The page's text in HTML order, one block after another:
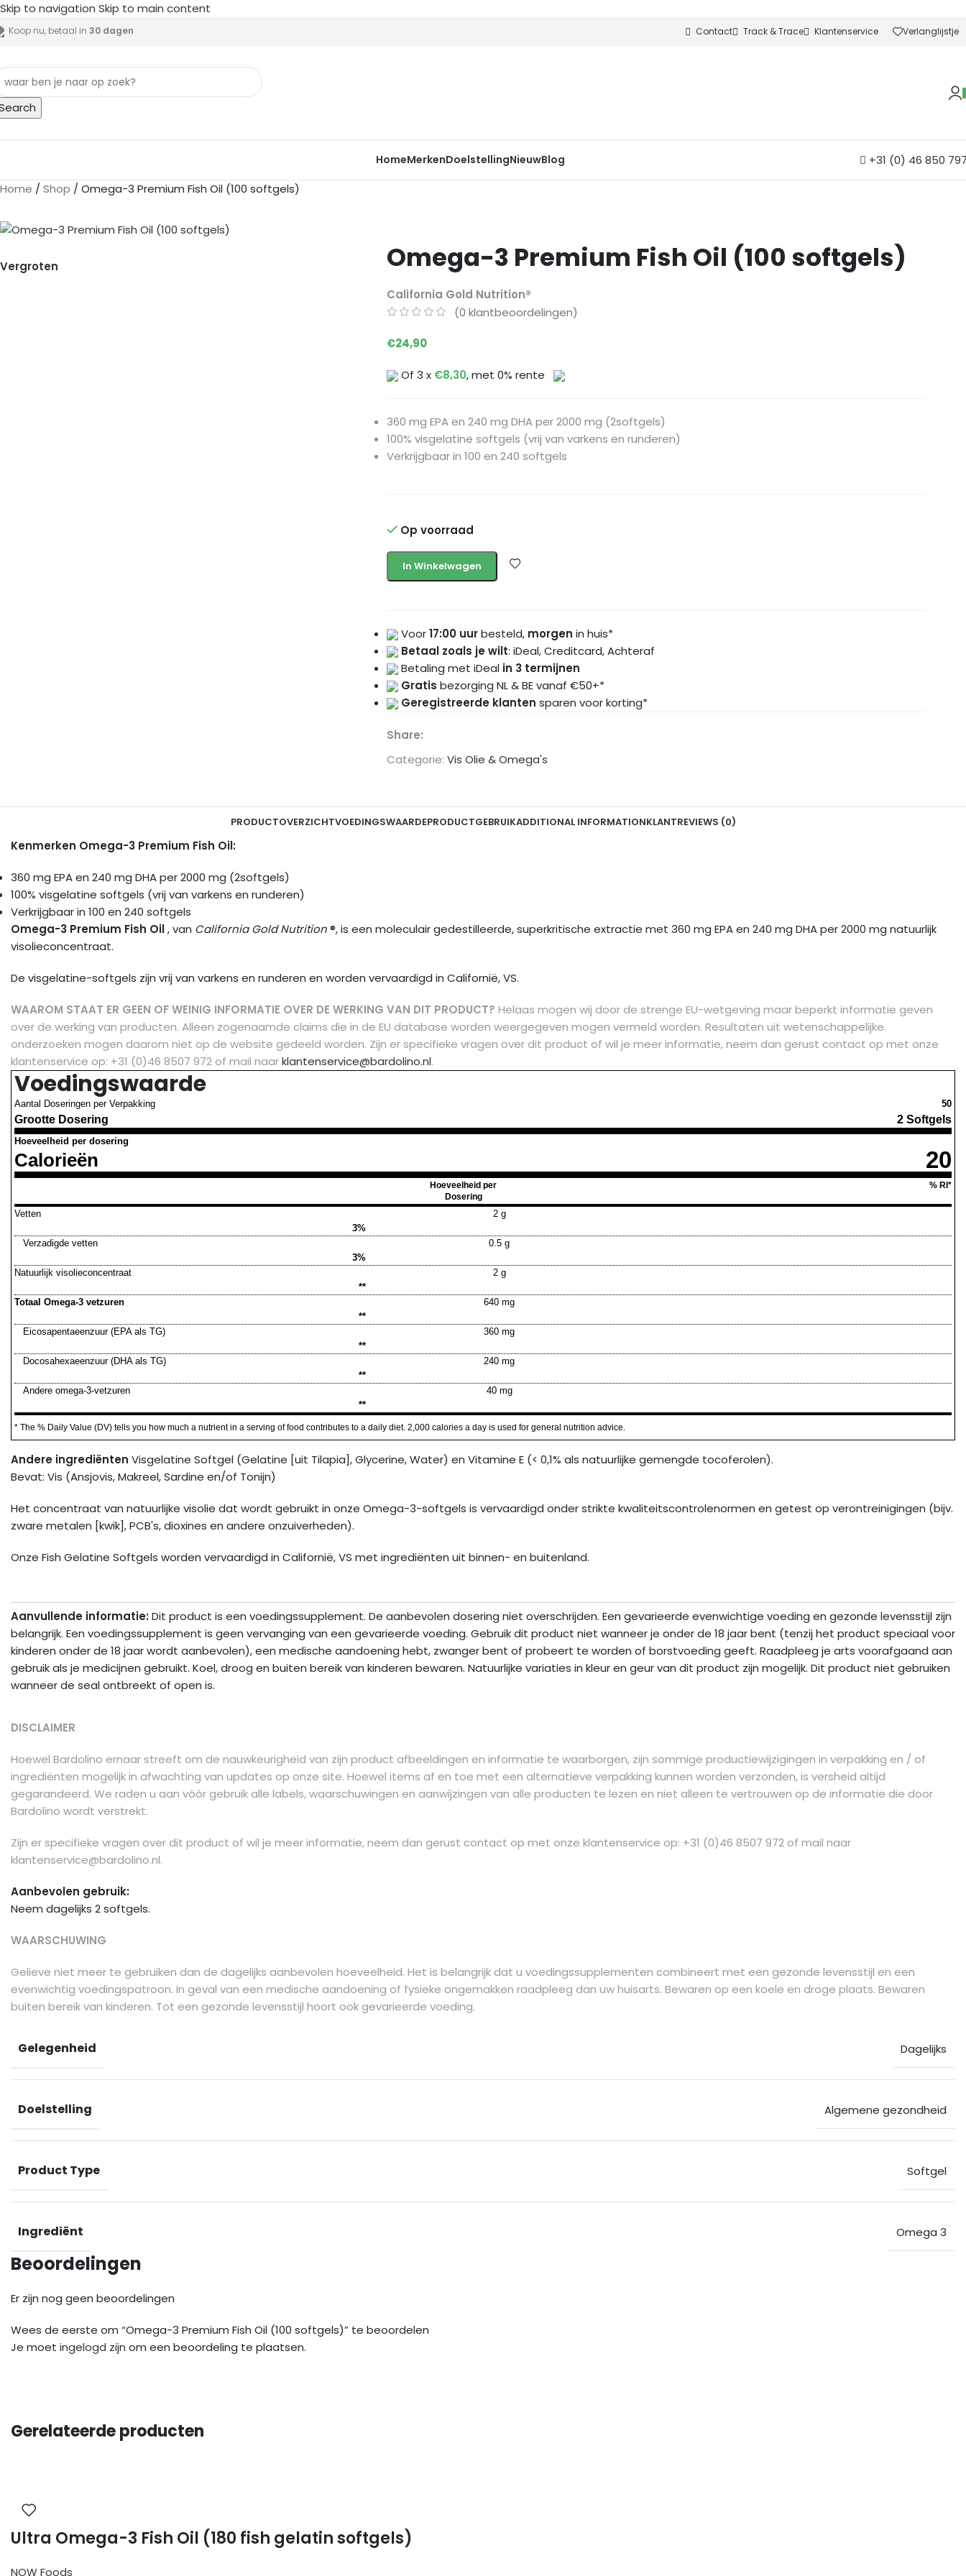
Skip to navigation Skip to main content
Koop nu, betaal in 30 dagen Contact Track & Trace Klantenservice Verlanglijstje
HomeMerkenDoelstellingNieuwBlog
+31 (0) 46 850
Home / Shop / Omega-3 Premium Fish Oil (100 softgels)
Vergroten Omega-3 Premium Fish Oil (100 softgels)
California Gold Nutrition®
(0 klantbeoordelingen)
€24,90
Of 3 x €8,30, met 0% rente
360 mg EPA en 240 mg DHA per 2000 mg (2softgels)
100% visgelatine softgels (vrij van varkens en runderen)
Verkrijgbaar in 100 en 240 softgels
Op voorraad
In Winkelwagen
Voor17:00 uurbesteld, morgen in huis*
Betaal zoals je wilt: iDeal, Creditcard, Achteraf
Betaling met iDeal in 3 termijnen
Gratis bezorging NL & BE vanaf €50+*
Geregistreerde klanten sparen voor korting*
Share:
Categorie: Vis Olie & Omega's
PRODUCTOVERZICHTVOEDINGSWAARDEPRODUCTGEBRUIKADDITIONAL INFORMATIONKLANTREVIEWS (0)
Kenmerken Omega-3 Premium Fish Oil:
360 mg EPA en 240 mg DHA per 2000 mg (2softgels)
100% visgelatine softgels (vrij van varkens en runderen)
Verkrijgbaar in 100 en 240 softgels
Omega-3 Premium Fish Oil, van California Gold Nutrition®, is een moleculair gedestilleerde, superkritische extractie met 360 mg EPA en 240 mg DHA per 2000 mg natuurlijk
visolieconcentraat.
De visgelatine-softgels zijn vrij van varkens en runderen en worden vervaardigd in Californië, VS.
WAAROM STAAT ER GEEN OF WEINIG INFORMATIE OVER DE WERKING VAN DIT PRODUCT? Helaas mogen wij door de strenge EU-wetgeving maar beperkt informatie geven
over de werking van producten. Alleen zogenaamde claims die in de EU database worden weergegeven mogen vermeld worden. Resultaten uit wetenschappelijke
onderzoeken mogen daarom niet op de website gedeeld worden. Zijn er specifieke vragen over dit product of wil je meer informatie, neem dan gerust contact op met onze
klantenservice op: +31 (0)46 8507 972 of mail naarklantenservice@bardolino.nl.
Voedingswaarde
Aantal Doseringen per Verpakking 50
Grootte Dosering 2 Softgels
Hoeveelheid per dosering
Calorieën 20
Hoeveelheid per
Dosering
% RI*
Vetten
2 g
3%
Verzadigde vetten
0.5 g
3%
Natuurlijk visolieconcentraat
2 g
**
Totaal Omega-3 vetzuren
640 mg
**
Eicosapentaeenzuur (EPA als TG)
360 mg
**
Docosahexaeenzuur (DHA als TG)
240 mg
**
Andere omega-3-vetzuren
40 mg
**
* The % Daily Value (DV) tells you how much a nutrient in a serving of food contributes to a daily diet. 2,000 calories a day is used for general nutrition advice.
Andere ingrediënten Visgelatine Softgel (Gelatine [uit Tilapia], Glycerine, Water) en Vitamine E (< 0,1% als natuurlijke gemengde tocoferolen).
Bevat: Vis (Ansjovis, Makreel, Sardine en/of Tonijn)
Het concentraat van natuurlijke visolie dat wordt gebruikt in onze Omega-3-softgels is vervaardigd onder strikte kwaliteitscontrolenormen en getest op verontreinigingen (bijv.
zware metalen [kwik], PCB's, dioxines en andere onzuiverheden).
Onze Fish Gelatine Softgels worden vervaardigd in Californië, VS met ingrediënten uit binnen- en buitenland.
Aanvullende informatie:Dit product is een voedingssupplement. De aanbevolen dosering niet overschrijden. Een gevarieerde evenwichtige voeding en gezonde levensstijl zijn
belangrijk. Een voedingssupplement is geen vervanging van een gevarieerde voeding. Gebruik dit product niet wanneer je onder de 18 jaar bent (tenzij het product speciaal voor
kinderen onder de 18 jaar wordt aanbevolen), een medische aandoening hebt, zwanger bent of probeert te worden of borstvoeding geeft. Raadpleeg je arts voorafgaand aan
gebruik als je medicijnen gebruikt. Koel, droog en buiten bereik van kinderen bewaren. Natuurlijke variaties in kleur en geur van dit product zijn mogelijk. Dit product niet gebruiken
wanneer de seal ontbreekt of open is.
DISCLAIMER
Hoewel Bardolino ernaar streeft om de nauwkeurigheid van zijn product afbeeldingen en informatie te waarborgen, zijn sommige productiewijzigingen in verpakking en / of
ingrediënten mogelijk in afwachting van updates op onze site. Hoewel items af en toe met een alternatieve verpakking kunnen worden verzonden, is versheid altijd
gegarandeerd. We raden u aan vóór gebruik alle labels, waarschuwingen en aanwijzingen van alle producten te lezen en niet alleen te vertrouwen op de informatie die door
Bardolino wordt verstrekt.
Zijn er specifieke vragen over dit product of wil je meer informatie, neem dan gerust contact op met onze klantenservice op: +31 (0)46 8507 972 of mail naar
klantenservice@bardolino.nl.
Aanbevolen gebruik:
Neem dagelijks 2 softgels.
WAARSCHUWING
Gelieve niet meer te gebruiken dan de dagelijks aanbevolen hoeveelheid. Het is belangrijk dat u voedingssupplementen combineert met een gezonde levensstijl en een
evenwichtig voedingspatroon. In geval van een medische aandoening of fysieke ongemakken raadpleeg dan uw huisarts. Bewaren op een koele en droge plaats. Bewaren
buiten bereik van kinderen. Tot een gezonde levensstijl hoort ook gevarieerde voeding.
Gelegenheid Dagelijks
Doelstelling Algemene gezondheid
Product Type Softgel
Ingrediënt Omega 3
Beoordelingen
Er zijn nog geen beoordelingen
Wees de eerste om “Omega-3 Premium Fish Oil (100 softgels)” te beoordelen
Je moet ingelogd zijn om een beoordeling te plaatsen.
Gerelateerde producten
Ultra Omega-3 Fish Oil (180 fish gelatin softgels)
NOW Foods